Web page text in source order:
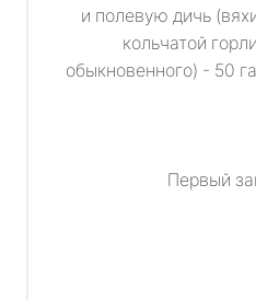
и полевую дичь
кольчатой
обыкновенного) - 50
Первый